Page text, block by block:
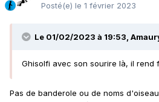
Posté(e) le 1 février 2023
Le 01/02/2023 à 19:53,
Ghisolfi avec son sourire là, il rend
Pas de banderole ou de noms